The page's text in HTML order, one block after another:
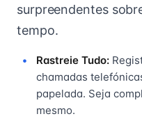
surpreendentes
tempo.
Rastreie Tudo:
chamadas
papelada. Seja
mesmo.